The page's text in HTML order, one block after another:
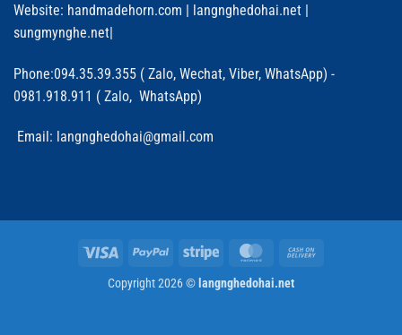
Website: handmadehorn.com | langnghedohai.net |
sungmynghe.net|
Phone:094.35.39.355 ( Zalo, Wechat, Viber, WhatsApp) -
0981.918.911 ( Zalo, WhatsApp)
Email: langnghedohai@gmail.com
Visa PayPal Stripe MasterCard
Copyright 2026 © langnghedohai.net